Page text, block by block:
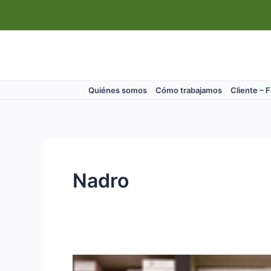
Quiénes somos Cómo trabajamos Cliente –
Nadro
Cómo